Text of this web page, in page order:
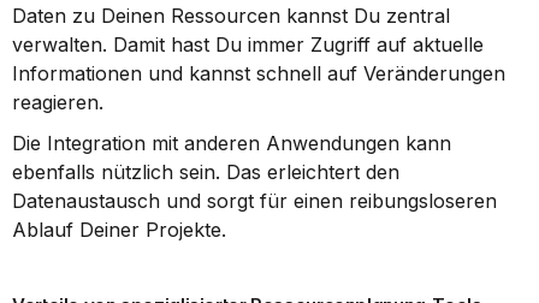
Daten zu Deinen Ressourcen kannst Du zentral
verwalten. Damit hast Du immer Zugriff auf aktuelle
Informationen und kannst schnell auf Veränderungen
reagieren.
Die Integration mit anderen Anwendungen kann
ebenfalls nützlich sein. Das erleichtert den
Datenaustausch und sorgt für einen reibungsloseren
Ablauf Deiner Projekte.